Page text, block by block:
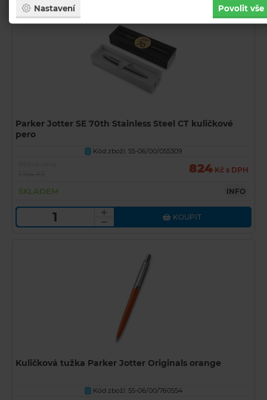
Nastavení Povolit vše
Parker Jotter SE 70th Stainless Steel CT kuličkové
pero
U
Kód zboží: 55-06/00/055309
824 Kč s DPH
SKLADEM INFO
KOUPIT
Kuličková tužka Parker Jotter Originals orange
U
Kód zboží: 55-06/00/760554